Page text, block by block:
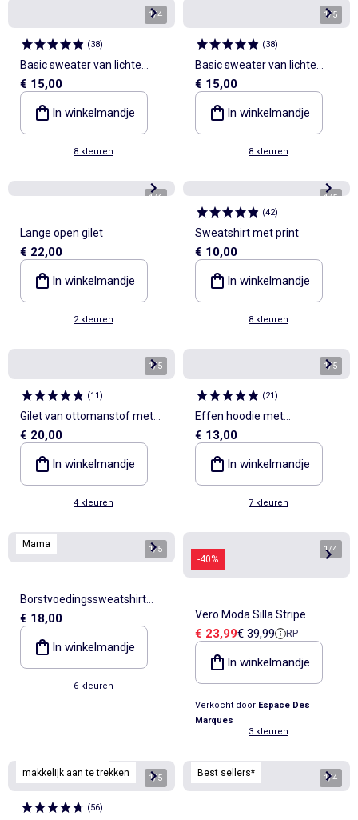
1/4
(38)
Basic sweater van lichte
French Terry
€ 15,00
In winkelmandje
8 kleuren
1/5
(38)
Basic sweater van lichte
French Terry
€ 15,00
In winkelmandje
8 kleuren
1/6
Lange open gilet
€ 22,00
In winkelmandje
2 kleuren
1/5
(42)
Sweatshirt met print
€ 10,00
In winkelmandje
8 kleuren
1/5
(11)
Gilet van ottomanstof met
capuchon
€ 20,00
In winkelmandje
4 kleuren
1/5
(21)
Effen hoodie met
kangoeroezak
€ 13,00
In winkelmandje
7 kleuren
Mama 1/5
Borstvoedingssweatshirt
met print
€ 18,00
In winkelmandje
6 kleuren
-40%
1/4
Vero Moda Silla Stripe
Zwarte Gebreide Trui voor
Dames
Verkoopprijs
€ 23,99Referentieprijs
€ 39,99 RP
In winkelmandje
Verkocht door Espace Des
Marques
3 kleuren
makkelijk aan te trekken
1/5
(56)
Best sellers* 1/4